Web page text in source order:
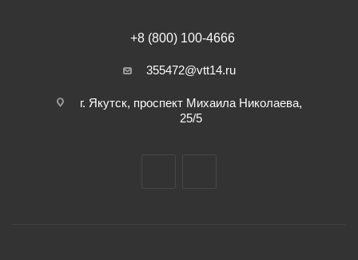
+8 (800) 100-4666
355472@vtt14.ru
г. Якутск, проспект Михаила Николаева,
25/5